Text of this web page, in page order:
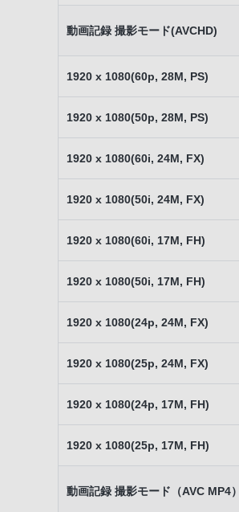
動画記録 撮影モード(AVCHD)
1920 x 1080(60p, 28M, PS)
1920 x 1080(50p, 28M, PS)
1920 x 1080(60i, 24M, FX)
1920 x 1080(50i, 24M, FX)
1920 x 1080(60i, 17M, FH)
1920 x 1080(50i, 17M, FH)
1920 x 1080(24p, 24M, FX)
1920 x 1080(25p, 24M, FX)
1920 x 1080(24p, 17M, FH)
1920 x 1080(25p, 17M, FH)
動画記録 撮影モード（AVC MP4）